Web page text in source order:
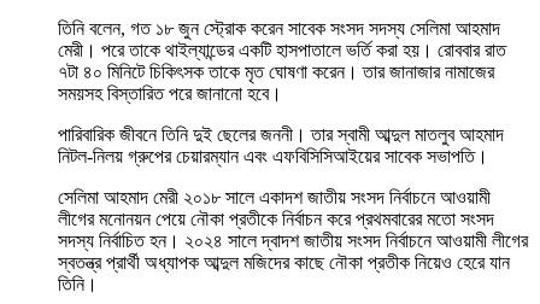
তিনি বলেন, গত ১৮ জুন স্ট্রোক করেন সাবেক সংসদ সদস্য সেলিমা আহমাদ
মেরী। পরে তাকে থাইল্যান্ডের একটি হাসপাতালে ভর্তি করা হয়। রোববার রাত
৭টা ৪০ মিনিটে চিকিৎসক তাকে মৃত ঘোষণা করেন। তার জানাজার নামাজের
সময়সহ বিস্তারিত পরে জানানো হবে।
পারিবারিক জীবনে তিনি দুই ছেলের জননী। তার স্বামী আব্দুল মাতলুব আহমাদ
নিটল-নিলয় গ্রুপের চেয়ারম্যান এবং এফবিসিসিআইয়ের সাবেক সভাপতি।
সেলিমা আহমাদ মেরী ২০১৮ সালে একাদশ জাতীয় সংসদ নির্বাচনে আওয়ামী
লীগের মনোনয়ন পেয়ে নৌকা প্রতীকে নির্বাচন করে প্রথমবারের মতো সংসদ
সদস্য নির্বাচিত হন। ২০২৪ সালে দ্বাদশ জাতীয় সংসদ নির্বাচনে আওয়ামী লীগের
স্বতন্ত্র প্রার্থী অধ্যাপক আব্দুল মজিদের কাছে নৌকা প্রতীক নিয়েও হেরে যান
তিনি।